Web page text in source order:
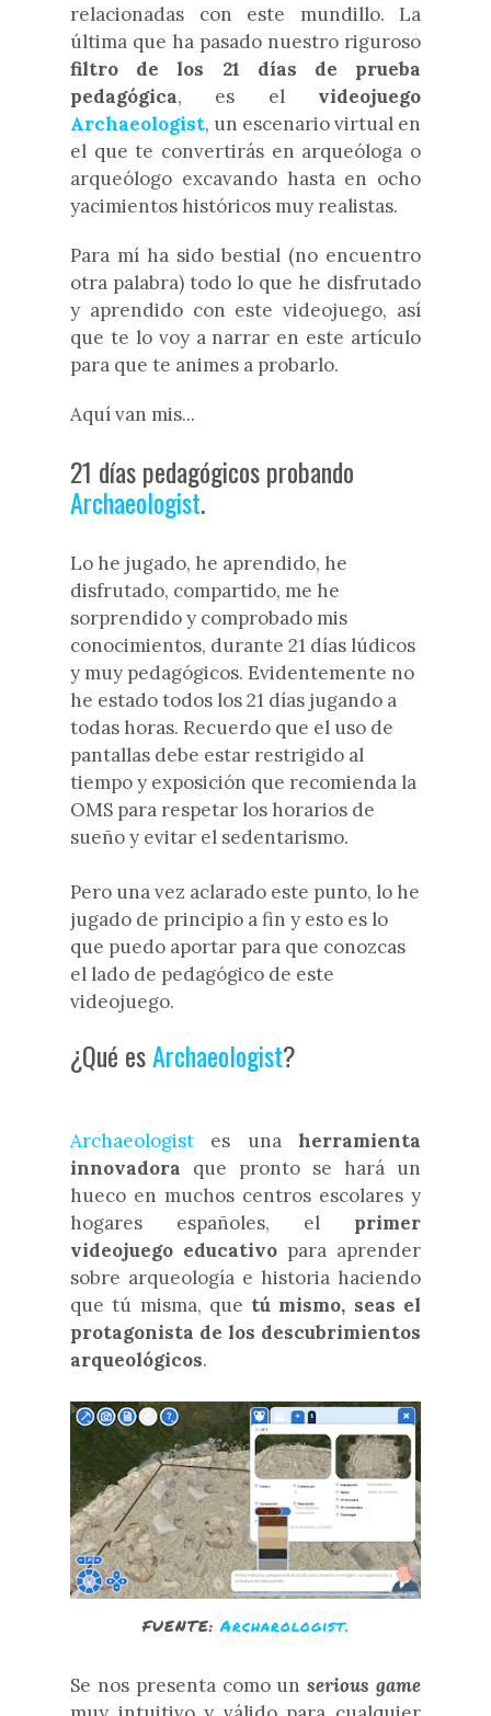
relacionadas con este mundillo. La
última que ha pasado nuestro riguroso
filtro de los 21 días de prueba
pedagógica, es el videojuego
Archaeologist, un escenario virtual en
el que te convertirás en arqueóloga o
arqueólogo excavando hasta en ocho
yacimientos históricos muy realistas.
Para mí ha sido bestial (no encuentro
otra palabra) todo lo que he disfrutado
y aprendido con este videojuego, así
que te lo voy a narrar en este artículo
para que te animes a probarlo.
Aquí van mis...
21 días pedagógicos probando
Archaeologist.
Lo he jugado, he aprendido, he
disfrutado, compartido, me he
sorprendido y comprobado mis
conocimientos, durante 21 días lúdicos
y muy pedagógicos. Evidentemente no
he estado todos los 21 días jugando a
todas horas. Recuerdo que el uso de
pantallas debe estar restrigido al
tiempo y exposición que recomienda la
OMS para respetar los horarios de
sueño y evitar el sedentarismo.
Pero una vez aclarado este punto, lo he
jugado de principio a fin y esto es lo
que puedo aportar para que conozcas
el lado de pedagógico de este
videojuego.
¿Qué esArchaeologist?
Archaeologist es una herramienta
innovadora que pronto se hará un
hueco en muchos centros escolares y
hogares españoles, el primer
videojuego educativo para aprender
sobre arqueología e historia haciendo
que tú misma, que tú mismo, seas el
protagonista de los descubrimientos
arqueológicos.
FUENTE: Archarologist.
Se nos presenta como unserious game